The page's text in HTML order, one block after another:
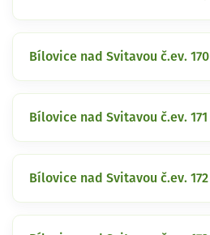
Bílovice nad Svitavou č.ev. 170
Bílovice nad Svitavou č.ev. 171
Bílovice nad Svitavou č.ev. 172